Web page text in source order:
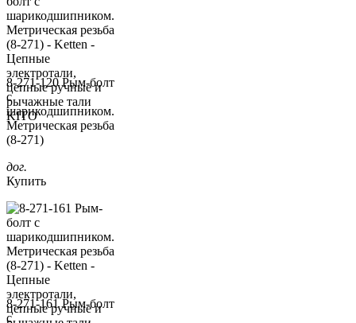
8-271-120 Рым-болт
с
шарикодшипником.
Метрическая резьба
(8-271)
дог.
Купить
8-271-161 Рым-болт
с